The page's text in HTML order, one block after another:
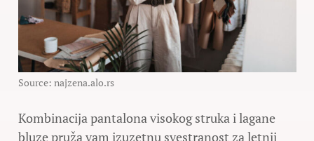
Source: najzena.alo.rs
Kombinacija pantalona visokog struka i lagane
bluze pruža vam izuzetnu svestranost za letnji